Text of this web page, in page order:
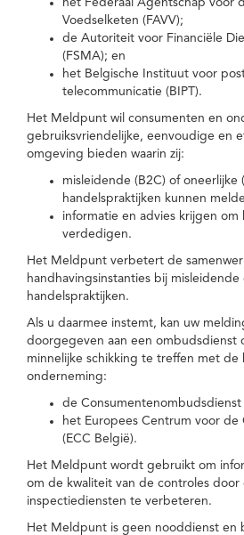
het Federaal Agentschap voor
Voedselketen (FAVV);
de Autoriteit voor Financiële
(FSMA); en
het Belgische Instituut voor
telecommunicatie (BIPT).
Het Meldpunt wil consumenten en
gebruiksvriendelijke, eenvoudige en
omgeving bieden waarin zij:
misleidende (B2C) of oneerlijke
handelspraktijken kunnen
informatie en advies krijgen om
verdedigen.
Het Meldpunt verbetert de
handhavingsinstanties bij misleidende
handelspraktijken.
Als u daarmee instemt, kan uw
doorgegeven aan een ombudsdienst
minnelijke schikking te treffen met de
onderneming:
de Consumentenombudsdienst
het Europees Centrum voor de
(ECC België).
Het Meldpunt wordt gebruikt om
om de kwaliteit van de controles door
inspectiediensten te verbeteren.
Het Meldpunt is geen nooddienst en